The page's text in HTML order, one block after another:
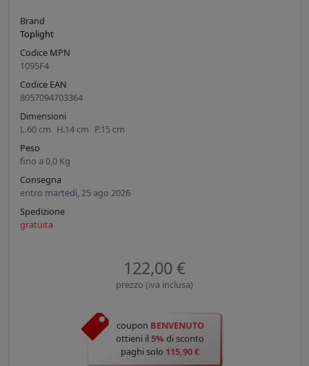
Brand
Toplight
Codice MPN
1095F4
Codice EAN
8057094703364
Dimensioni
L.60 cm H.14 cm P.15 cm
Peso
fino a 0,0 Kg
Consegna
entro martedì, 25 ago 2026
Spedizione
gratuita
122,00 €
prezzo (iva inclusa)
coupon BENVENUTO
ottieni il5% di sconto
paghi solo 115,90 €